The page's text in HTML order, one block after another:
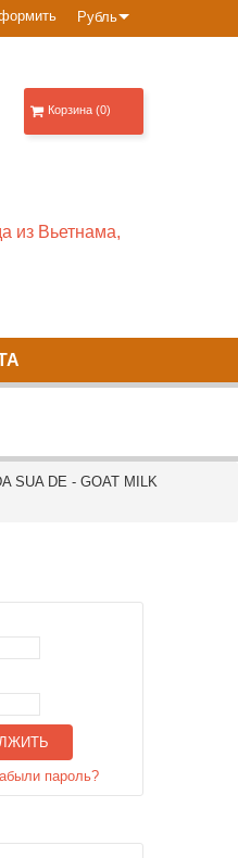
Рубль
из Вьетнама,
Корзина (0)
SUA DE - GOAT MILK
пароль?